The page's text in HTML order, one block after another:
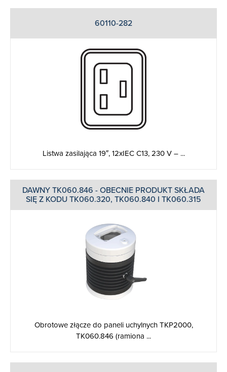
60110-282
Listwa zasilająca 19″, 12xIEC C13, 230 V – ...
DAWNY TK060.846 - OBECNIE PRODUKT SKŁADA
SIĘ Z KODU TK060.320, TK060.840 I TK060.315
Obrotowe złącze do paneli uchylnych TKP2000,
TK060.846 (ramiona ...